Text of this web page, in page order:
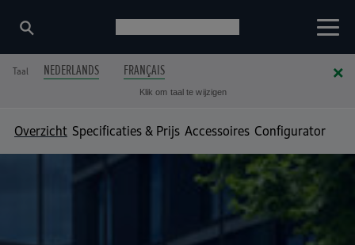
Taal NEDERLANDS FRANÇAIS
Klik om taal te wijzigen
Overzicht Specificaties & Prijs Accessoires Configurator